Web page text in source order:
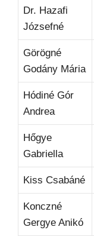
Dr. Hazafi
Józsefné
Görögné
Godány Mária
Hódiné Gór
Andrea
Hőgye
Gabriella
Kiss Csabáné
Konczné
Gergye Anikó